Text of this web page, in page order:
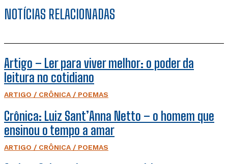
NOTÍCIAS RELACIONADAS
Artigo – Ler para viver melhor: o poder da
leitura no cotidiano
ARTIGO / CRÔNICA / POEMAS
Crônica: Luiz Sant’Anna Netto – o homem que
ensinou o tempo a amar
ARTIGO / CRÔNICA / POEMAS